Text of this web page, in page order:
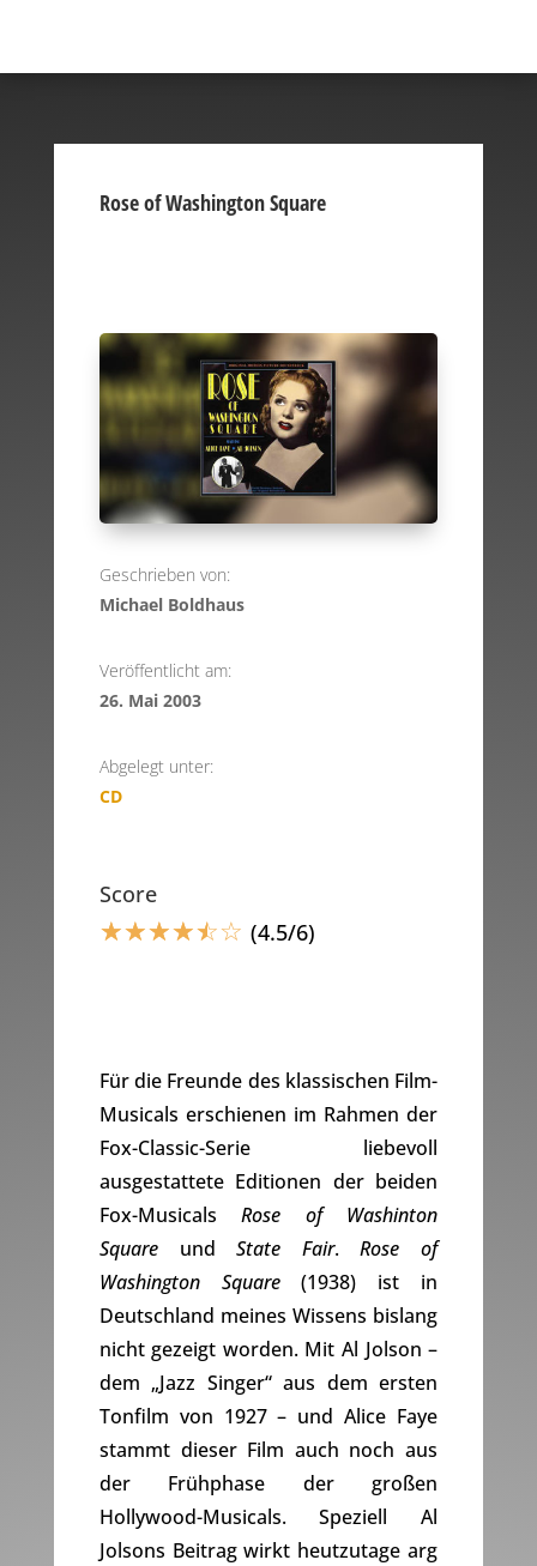
Rose of Washington Square
Geschrieben von:
Michael Boldhaus
Veröffentlicht am:
26. Mai 2003
Abgelegt unter:
CD
Score
☆☆☆☆☆☆ (4.5/6)
Für die Freunde des klassischen Film-
Musicals erschienen im Rahmen der
Fox-Classic-Serie liebevoll
ausgestattete Editionen der beiden
Fox-MusicalsRose of Washinton
SquareundState Fair.Rose of
Washington Square(1938) ist in
Deutschland meines Wissens bislang
nicht gezeigt worden. Mit Al Jolson –
dem „Jazz Singer“ aus dem ersten
Tonfilm von 1927 – und Alice Faye
stammt dieser Film auch noch aus
der Frühphase der großen
Hollywood-Musicals. Speziell Al
Jolsons Beitrag wirkt heutzutage arg